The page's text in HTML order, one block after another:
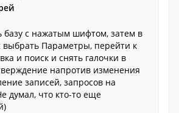
базу c нажатым шифтом, затем в
Параметры, перейти к
и поиск и снять галочки в
напротив изменения
записей, запросов на
думал, что кто-то еще